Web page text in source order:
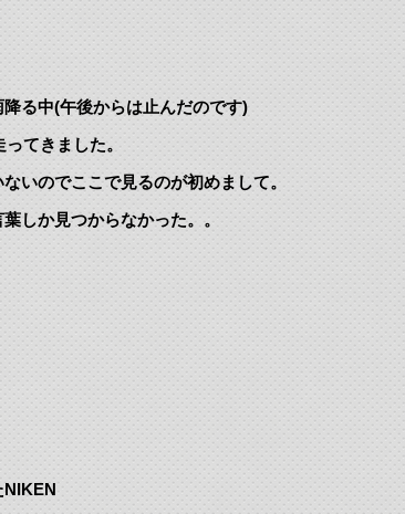
る中(午後からは止んだのです)
てきました。
いのでここで見るのが初めまして。
しか見つからなかった。。
NIKEN